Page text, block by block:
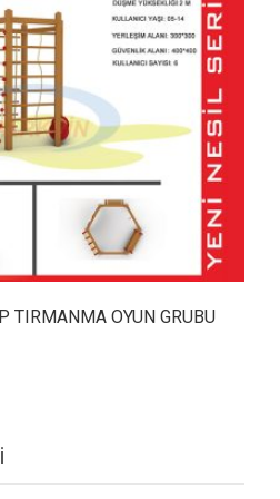
TIRMANMA OYUN GRUBU